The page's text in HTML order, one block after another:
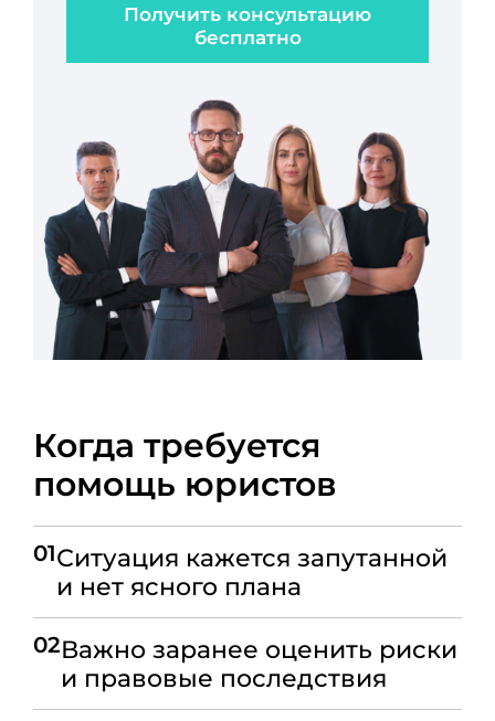
Получить консультацию
бесплатно
Когда требуется
помощь юристов
01Ситуация кажется запутанной
и нет ясного плана
02Важно заранее оценить риски
и правовые последствия